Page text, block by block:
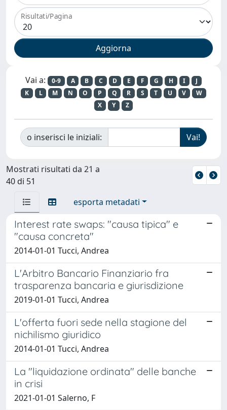
Risultati/Pagina
Vai a: 0-9 A B C D E F G H I
J
K
L M N O P Q R S T U V
W
X
Y Z
o inserisci le iniziali:
Mostrati risultati da 21 a
40 di 51
esporta metadati
Interest rate swaps: "causa tipica" e
"causa concreta"
2014-01-01 Tucci, Andrea
L'Arbitro Bancario Finanziario fra
trasparenza bancaria e giurisdizione
2019-01-01 Tucci, Andrea
L'offerta fuori sede nella stagione del
nichilismo giuridico
2014-01-01 Tucci, Andrea
La "liquidazione ordinata" delle banche
in crisi
2021-01-01 Salerno, F